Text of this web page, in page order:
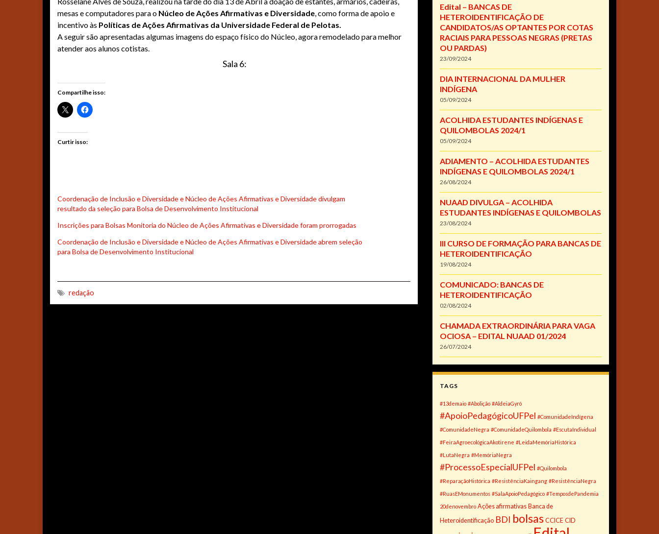
mesas e computadores para o Núcleo de Ações Afirmativas e Diversidade, como forma de apoio e
incentivo às Políticas de Ações Afirmativas da Universidade Federal de Pelotas.
A seguir são apresentadas algumas imagens do espaço físico do Núcleo, agora remodelado para melhor
atender aos alunos cotistas.
Sala 6:
Compartilhe isso:
Curtir isso:
Coordenação de Inclusão e Diversidade e Núcleo de Ações Afirmativas e Diversidade divulgam
resultado da seleção para Bolsa de Desenvolvimento Institucional
Inscrições para Bolsas Monitoria do Núcleo de Ações Afirmativas e Diversidade foram prorrogadas
Coordenação de Inclusão e Diversidade e Núcleo de Ações Afirmativas e Diversidade abrem seleção
para Bolsa de Desenvolvimento Institucional
redação
Edital – BANCAS DE
HETEROIDENTIFICAÇÃO DE
CANDIDATOS/AS OPTANTES POR COTAS
RACIAIS PARA PESSOAS NEGRAS (PRETAS
OU PARDAS)
23/09/2024
DIA INTERNACIONAL DA MULHER
INDÍGENA
05/09/2024
ACOLHIDA ESTUDANTES INDÍGENAS E
QUILOMBOLAS 2024/1
05/09/2024
ADIAMENTO – ACOLHIDA ESTUDANTES
INDÍGENAS E QUILOMBOLAS 2024/1
26/08/2024
NUAAD DIVULGA – ACOLHIDA
ESTUDANTES INDÍGENAS E QUILOMBOLAS
23/08/2024
III CURSO DE FORMAÇÃO PARA BANCAS DE
HETEROIDENTIFICAÇÃO
19/08/2024
COMUNICADO: BANCAS DE
HETEROIDENTIFICAÇÃO
02/08/2024
CHAMADA EXTRAORDINÁRIA PARA VAGA
OCIOSA – EDITAL NUAAD 01/2024
26/07/2024
TAGS
#13demaio #Abolição #AldeiaGyró
#ApoioPedagógicoUFPel #ComunidadeIndígena
#ComunidadeNegra #ComunidadeQuilombola #EscutaIndividual
#FeiraAgroecológicaAkotirene #LeidaMemóriaHistórica
#LutaNegra #MemóriaNegra
#ProcessoEspecialUFPel #Quilombola
#ReparaçãoHistórica #ResistênciaKaingang #ResistênciaNegra
#RuasEMonumentos #SalaApoioPedagógico #TemposdePandemia
20denovembro Ações afirmativas Banca de
Heteroidentificação BDI bolsas CCICE CID